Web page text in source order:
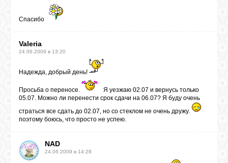
Спасибо
Valeria
24.06.2009 в 13:20
Надежда, добрый день!
Просьба о переносе.
Я уезжаю 02.07 и вернусь только
05.07. Можно ли перенести срок сдачи на 06.07? Я буду очень
страться все сдать до 02.07, но со стеклом не очень дружу.
поэтому боюсь, что просто не успею.
NAD
24.06.2009 в 14:28